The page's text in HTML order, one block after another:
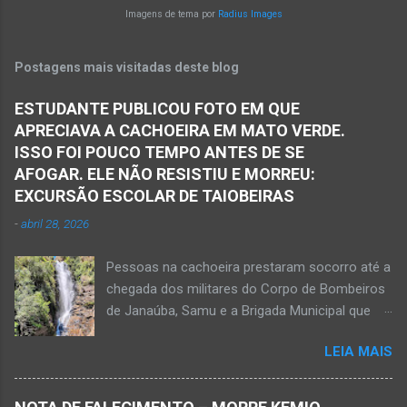
Norte de Minas. Ainda segundo a polícia, o
da rodovia entre os municípios de Monte Azul e
ficaram presas nas ferragens. Equipes do
Pelotão do Corpo de Bombeiros Militar de
Janaúba seguiram para o local. Uma mulher
morreu e a outra vítima ficou gravemente
ferida e foi levada pelos socorristas do Samu
para o hospital na cidade de Monte Azul. Essa
do Suporte Aéreo Avançado de Vida (SAAV)
para unidade hospi...
Imagens de tema por Radius Images
Postagens mais visitadas deste blog
ESTUDANTE PUBLICOU FOTO EM QUE
APRECIAVA A CACHOEIRA EM MATO VERDE.
ISSO FOI POUCO TEMPO ANTES DE SE
AFOGAR. ELE NÃO RESISTIU E MORREU:
EXCURSÃO ESCOLAR DE TAIOBEIRAS
-abril 28, 2026
Pessoas na cachoeira prestaram socorro até a
chegada dos militares do Corpo de Bombeiros
de Janaúba, Samu e a Brigada Municipal que
resistiu e foi a óbito Foto álbum pessoal Kauan
Pereira Alves publicou em sua rede social a
foto em que apreciava a Cachoeira Maria Rosa,
LEIA MAIS